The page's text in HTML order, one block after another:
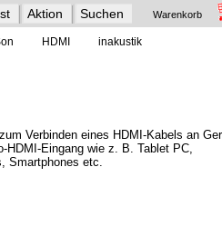
Aktion Suchen Warenkorb
HDMI inakustik
Verbinden eines HDMI-Kabels an
HDMI-Eingang wie z. B. Tablet PC,
Smartphones etc.